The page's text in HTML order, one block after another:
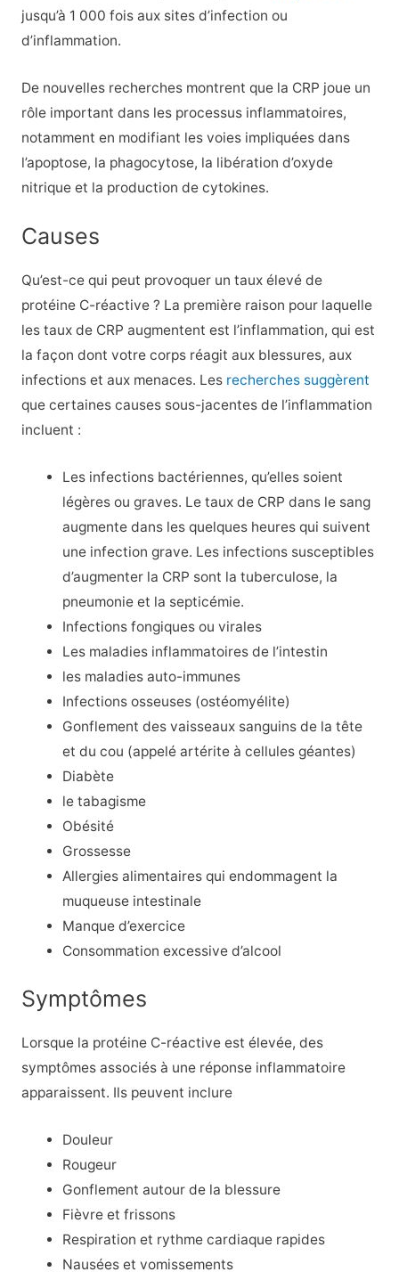
jusqu’à 1 000 fois aux sites d’infection ou
d’inflammation.
De nouvelles recherches montrent que la CRP joue un
rôle important dans les processus inflammatoires,
notamment en modifiant les voies impliquées dans
l’apoptose, la phagocytose, la libération d’oxyde
nitrique et la production de cytokines.
Causes
Qu’est-ce qui peut provoquer un taux élevé de
protéine C-réactive ? La première raison pour laquelle
les taux de CRP augmentent est l’inflammation, qui est
la façon dont votre corps réagit aux blessures, aux
infections et aux menaces. Les recherches suggèrent
que certaines causes sous-jacentes de l’inflammation
incluent :
Les infections bactériennes, qu’elles soient
légères ou graves. Le taux de CRP dans le sang
augmente dans les quelques heures qui suivent
une infection grave. Les infections susceptibles
d’augmenter la CRP sont la tuberculose, la
pneumonie et la septicémie.
Infections fongiques ou virales
Les maladies inflammatoires de l’intestin
les maladies auto-immunes
Infections osseuses (ostéomyélite)
Gonflement des vaisseaux sanguins de la tête
et du cou (appelé artérite à cellules géantes)
Diabète
le tabagisme
Obésité
Grossesse
Allergies alimentaires qui endommagent la
muqueuse intestinale
Manque d’exercice
Consommation excessive d’alcool
Symptômes
Lorsque la protéine C-réactive est élevée, des
symptômes associés à une réponse inflammatoire
apparaissent. Ils peuvent inclure
Douleur
Rougeur
Gonflement autour de la blessure
Fièvre et frissons
Respiration et rythme cardiaque rapides
Nausées et vomissements